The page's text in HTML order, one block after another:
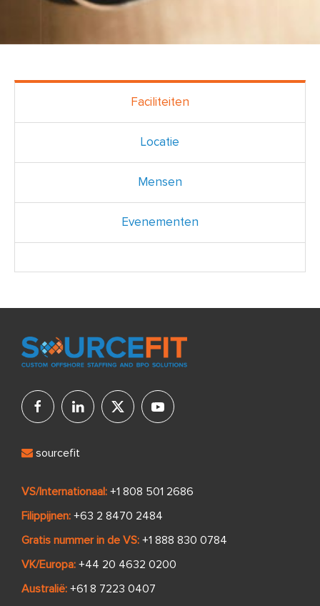
Faciliteiten
Locatie
Mensen
Evenementen
sourcefit
VS/Internationaal: +1 808 501 2686
Filippijnen: +63 2 8470 2484
Gratis nummer in de VS: +1 888 830 0784
VK/Europa: +44 20 4632 0200
Australië: +61 8 7223 0407